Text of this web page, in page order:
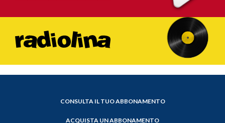
CONSULTA IL TUO ABBONAMENTO
ACQUISTA UN ABBONAMENTO